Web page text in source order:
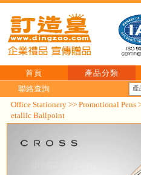
首頁 產品分類
聯絡查詢
Office Stationery >> Promotional Pens
etallic Ballpoint